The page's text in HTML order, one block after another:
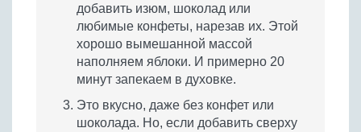
добавить изюм, шоколад или
любимые конфеты, нарезав их. Этой
хорошо вымешанной массой
наполняем яблоки. И примерно 20
минут запекаем в духовке.
Это вкусно, даже без конфет или
шоколада. Но, если добавить сверху